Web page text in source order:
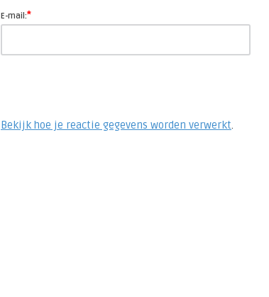
E-mail:*
Bekijk hoe je reactie gegevens worden verwerkt.